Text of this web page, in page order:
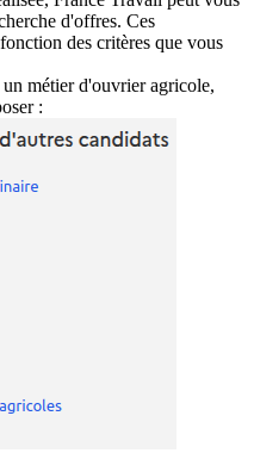
d'offres. Ces
des critères que vous
métier d'ouvrier agricole,
: